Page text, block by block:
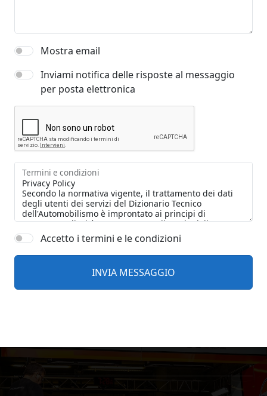
Mostra email
Inviami notifica delle risposte al messaggio
per posta elettronica
Termini e condizioni
Accetto i termini e le condizioni